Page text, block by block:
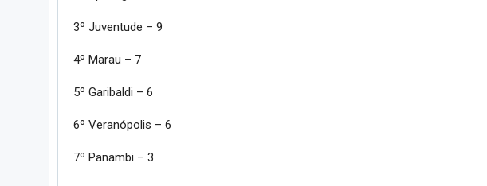
3º Juventude – 9
4º Marau – 7
5º Garibaldi – 6
6º Veranópolis – 6
7º Panambi – 3